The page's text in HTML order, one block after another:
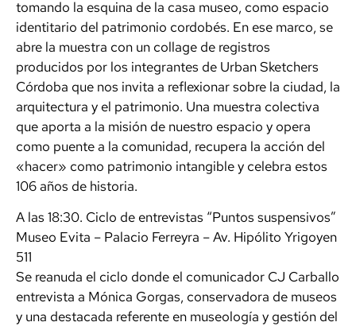
tomando la esquina de la casa museo, como espacio
identitario del patrimonio cordobés. En ese marco, se
abre la muestra con un collage de registros
producidos por los integrantes de Urban Sketchers
Córdoba que nos invita a reflexionar sobre la ciudad, la
arquitectura y el patrimonio. Una muestra colectiva
que aporta a la misión de nuestro espacio y opera
como puente a la comunidad, recupera la acción del
«hacer» como patrimonio intangible y celebra estos
106 años de historia.
A las 18:30. Ciclo de entrevistas “Puntos suspensivos”
Museo Evita – Palacio Ferreyra – Av. Hipólito Yrigoyen
511
Se reanuda el ciclo donde el comunicador CJ Carballo
entrevista a Mónica Gorgas, conservadora de museos
y una destacada referente en museología y gestión del